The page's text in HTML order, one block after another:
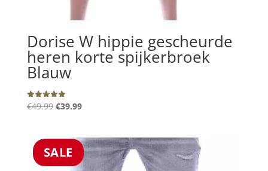
Dorise W hippie gescheurde
heren korte spijkerbroek
Blauw
Gewaardeerd
5.00
€49.99 Oorspronkelijke
€49.99.
€39.99Huidige
€39.99.
SALE